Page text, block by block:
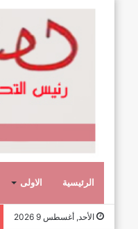
الرئيسية الاولى
الأحد, أغسطس 9 2026